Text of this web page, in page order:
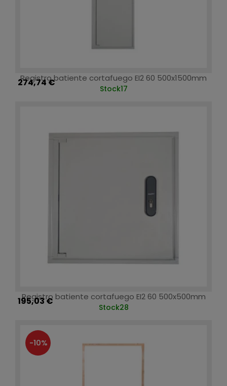
Registro batiente cortafuego EI2 60 500x1500mm
274,74 €
Stock17
Registro batiente cortafuego EI2 60 500x500mm
195,03 €
Stock28
-10%